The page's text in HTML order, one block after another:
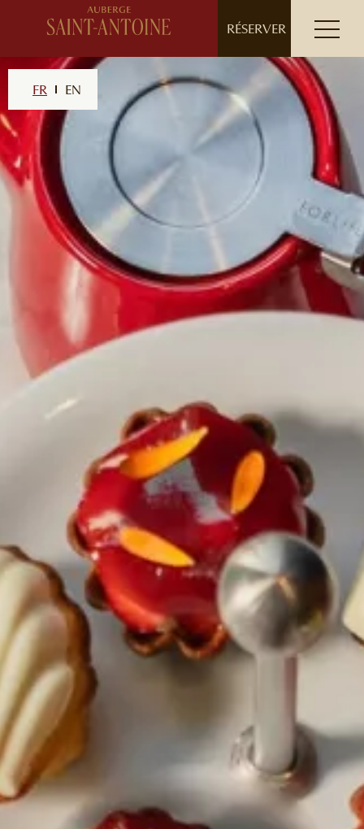
// ensure leading slash
RÉSERVER